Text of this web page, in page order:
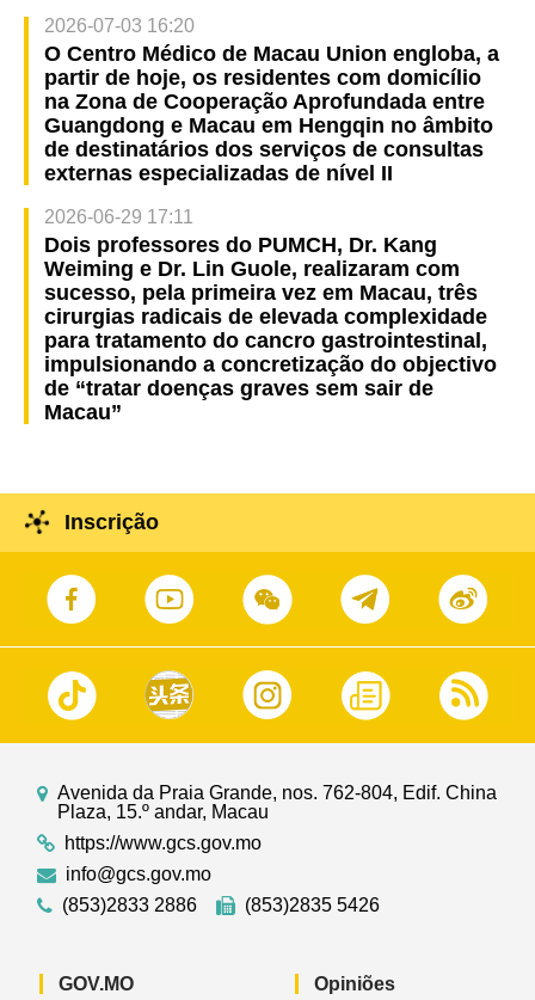
2026-07-03 16:20
O Centro Médico de Macau Union engloba, a
partir de hoje, os residentes com domicílio
na Zona de Cooperação Aprofundada entre
Guangdong e Macau em Hengqin no âmbito
de destinatários dos serviços de consultas
externas especializadas de nível II
2026-06-29 17:11
Dois professores do PUMCH, Dr. Kang
Weiming e Dr. Lin Guole, realizaram com
sucesso, pela primeira vez em Macau, três
cirurgias radicais de elevada complexidade
para tratamento do cancro gastrointestinal,
impulsionando a concretização do objectivo
de “tratar doenças graves sem sair de
Macau”
Inscrição
Avenida da Praia Grande, nos. 762-804, Edif. China
Plaza, 15.º andar, Macau
https://www.gcs.gov.mo
info@gcs.gov.mo
(853)2833 2886
(853)2835 5426
GOV.MO Opiniões